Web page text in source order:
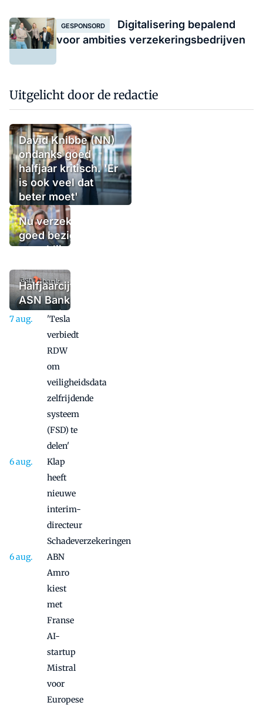
GESPONSORD
Digitalisering bepalend
voor ambities verzekeringsbedrijven
Uitgelicht door de redactie
David Knibbe (NN)
ondanks goed
halfjaar kritisch. 'Er
is ook veel dat
beter moet'
Nu verzekeraars
goed bezig zijn,
waar blijven de
advieskantoren?
Halfjaarcijfers
ASN Bank:
reorganisatie
betaalt zich
verder uit
'Tesla
verbiedt
RDW
om
veiligheidsdata
zelfrijdende
systeem
(FSD) te
delen'
Klap
heeft
nieuwe
interim-
directeur
Schadeverzekeringen
ABN
Amro
kiest
met
Franse
AI-
startup
Mistral
voor
Europese